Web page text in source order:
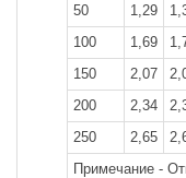
50
1,29
100
1,69
150
2,07
200
2,34
250
2,65
Примечание -